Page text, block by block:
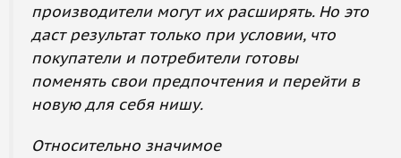
производители могут их расширять. Но это
даст результат только при условии, что
покупатели и потребители готовы
поменять свои предпочтения и перейти в
новую для себя нишу.
Относительно значимое